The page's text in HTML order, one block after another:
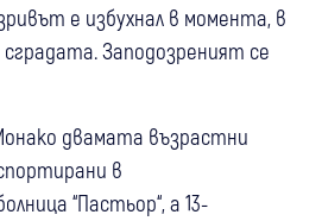
е избухнал в момента, в
сградата. Заподозреният се
двамата възрастни
в
“Пастьор“, а 13-